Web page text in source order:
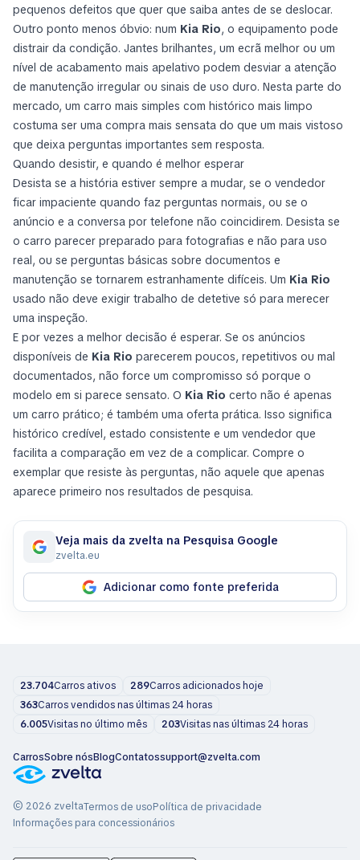
pequenos defeitos que quer que saiba antes de se deslocar.
Outro ponto menos óbvio: num Kia Rio, o equipamento pode
distrair da condição. Jantes brilhantes, um ecrã melhor ou um
nível de acabamento mais apelativo podem desviar a atenção
de manutenção irregular ou sinais de uso duro. Nesta parte do
mercado, um carro mais simples com histórico mais limpo
costuma ser uma compra mais sensata do que um mais vistoso
que deixa perguntas importantes sem resposta.
Quando desistir, e quando é melhor esperar
Desista se a história estiver sempre a mudar, se o vendedor
ficar impaciente quando faz perguntas normais, ou se o
anúncio e a conversa por telefone não coincidirem. Desista se
o carro parecer preparado para fotografias e não para uso
real, ou se perguntas básicas sobre documentos e
manutenção se tornarem estranhamente difíceis. Um Kia Rio
usado não deve exigir trabalho de detetive só para merecer
uma inspeção.
E por vezes a melhor decisão é esperar. Se os anúncios
disponíveis de Kia Rio parecerem poucos, repetitivos ou mal
documentados, não force um compromisso só porque o
modelo em si parece sensato. O Kia Rio certo não é apenas
um carro prático; é também uma oferta prática. Isso significa
histórico credível, estado consistente e um vendedor que
facilita a comparação em vez de a complicar. Compre o
exemplar que resiste às perguntas, não aquele que apenas
aparece primeiro nos resultados de pesquisa.
Veja mais da zvelta na Pesquisa Google
zvelta.eu
Adicionar como fonte preferida
23.704Carros ativos 289Carros adicionados hoje
363Carros vendidos nas últimas 24 horas
6.005Visitas no último mês 203Visitas nas últimas 24 horas
CarrosSobre nósBlogContatossupport@zvelta.com
© 2026 zveltaTermos de usoPolítica de privacidade
Informações para concessionários